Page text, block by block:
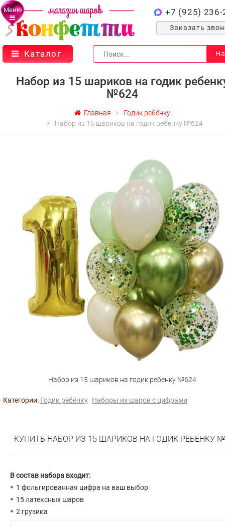
Меню +7 (925) 236-
Заказать
Каталог
Набор из 15 шариков на годик
№624
Главная
Годик ребёнку
Набор из 15 шариков на годик ребенку №624
Набор из 15 шариков на годик ребенку №624
Категории: Годик ребёнку Наборы из шаров с цифрами
КУПИТЬ НАБОР ИЗ 15 ШАРИКОВ НА ГОДИК РЕБЕНКУ
В состав набора входит:
1 фольгированная цифра на ваш выбор
15 латексных шаров
2 грузика